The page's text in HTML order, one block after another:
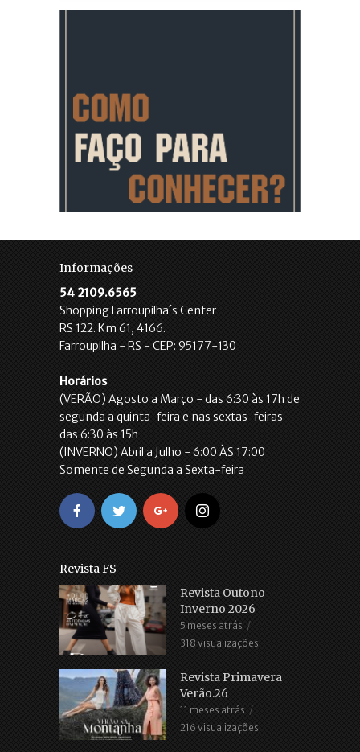
Informações
54 2109.6565
Shopping Farroupilha´s Center
RS 122. Km 61, 4166.
Farroupilha - RS - CEP: 95177-130
Horários
(VERÃO) Agosto a Março - das 6:30 às 17h de
segunda a quinta-feira e nas sextas-feiras
das 6:30 às 15h
(INVERNO) Abril a Julho - 6:00 ÀS 17:00
Somente de Segunda a Sexta-feira
Revista FS
Revista Outono
Inverno 2026
5 meses atrás
318 visualizações
Revista Primavera
Verão.26
11 meses atrás
216 visualizações